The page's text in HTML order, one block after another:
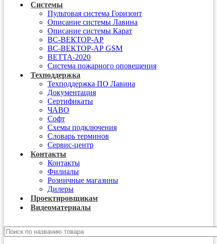
Системы
Пультовая система Горизонт
Описание системы Лавина
Описание системы Карат
ВС-ВЕКТОР-АР
ВС-ВЕКТОР-АР GSM
ВЕТТА-2020
Система пожарного оповещения
Техподдержка
Техподдержка ПО Лавина
Документация
Сертификаты
ЧАВО
Софт
Схемы подключения
Словарь терминов
Сервис-центр
Контакты
Контакты
Филиалы
Розничные магазины
Дилеры
Проектировщикам
Видеоматериалы